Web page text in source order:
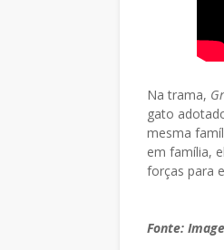
Na trama,
gato
mesma
em família,
forças para
Fonte: